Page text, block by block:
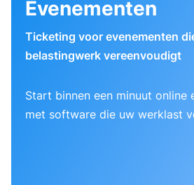
Evenementen
Ticketing voor evenementen
belastingwerk vereenvoudigt
Start binnen een minuut online
met software die uw werklast